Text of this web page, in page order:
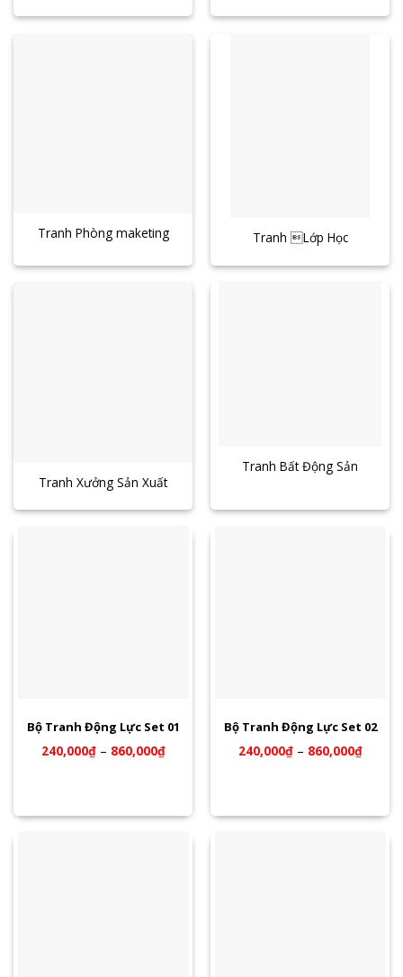
Tranh Phòng maketing Tranh Lớp Học
Tranh Xưởng Sản Xuất
Tranh Bất Động Sản
Bộ Tranh Động Lực Set 01
240,000₫– 860,000₫
Bộ Tranh Động Lực Set 02
240,000₫– 860,000₫